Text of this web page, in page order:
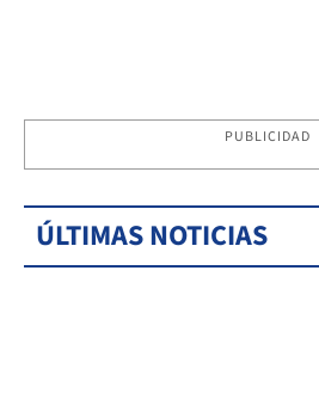
PUBLICIDAD
ÚLTIMAS NOTICIAS